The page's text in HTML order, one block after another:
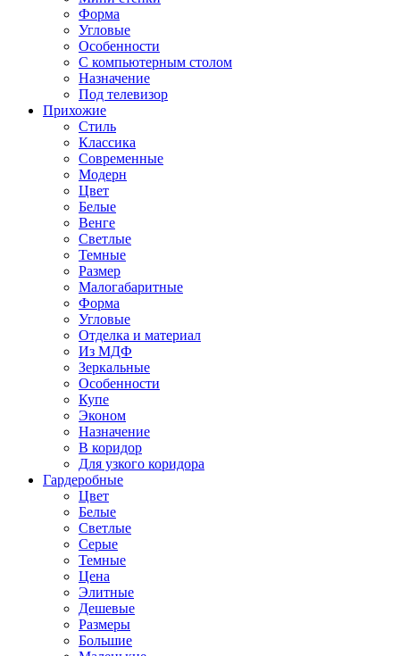
Форма
Угловые
Особенности
С компьютерным столом
Назначение
Под телевизор
Прихожие
Стиль
Классика
Современные
Модерн
Цвет
Белые
Венге
Светлые
Темные
Размер
Малогабаритные
Форма
Угловые
Отделка и материал
Из МДФ
Зеркальные
Особенности
Купе
Эконом
Назначение
В коридор
Для узкого коридора
Гардеробные
Цвет
Белые
Светлые
Серые
Темные
Цена
Элитные
Дешевые
Размеры
Большие